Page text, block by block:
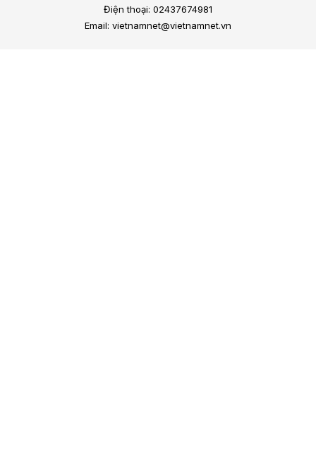
Điện thoại: 02437674981
Email: vietnamnet@vietnamnet.vn